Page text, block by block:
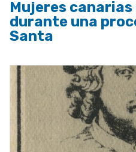
Mujeres
durante una
Santa